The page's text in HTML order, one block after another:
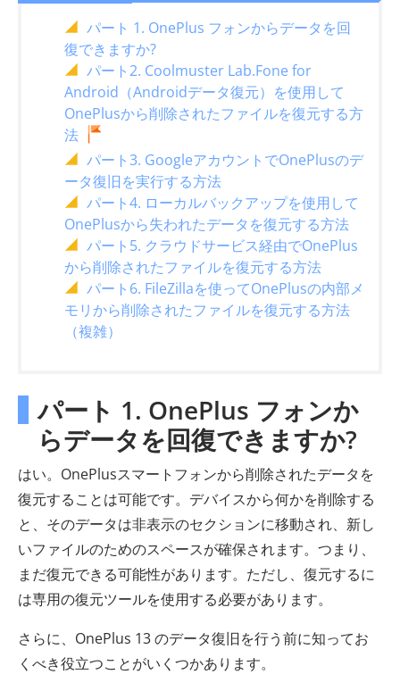
パート 1. OnePlus フォンからデータを回
復できますか?
パート2. Coolmuster Lab.Fone for
Android（Androidデータ復元）を使用して
OnePlusから削除されたファイルを復元する方
法
パート3. GoogleアカウントでOnePlusのデ
ータ復旧を実行する方法
パート4. ローカルバックアップを使用して
OnePlusから失われたデータを復元する方法
パート5. クラウドサービス経由でOnePlus
から削除されたファイルを復元する方法
パート6. FileZillaを使ってOnePlusの内部メ
モリから削除されたファイルを復元する方法
（複雑）
パート 1. OnePlus フォンか
らデータを回復できますか?
はい。OnePlusスマートフォンから削除されたデータを
復元することは可能です。デバイスから何かを削除する
と、そのデータは非表示のセクションに移動され、新し
いファイルのためのスペースが確保されます。つまり、
まだ復元できる可能性があります。ただし、復元するに
は専用の復元ツールを使用する必要があります。
さらに、OnePlus 13 のデータ復旧を行う前に知ってお
くべき役立つことがいくつかあります。